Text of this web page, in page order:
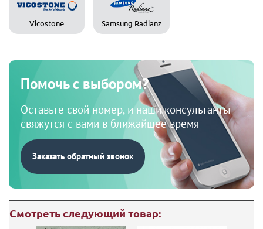
Vicostone Samsung Radianz
Помочь с выбором?
Оставьте свой номер, и наши консультанты
свяжутся с вами в ближайшее время
Заказать обратный звонок
Смотреть следующий товар: